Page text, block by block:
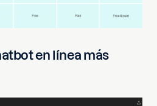
en línea más